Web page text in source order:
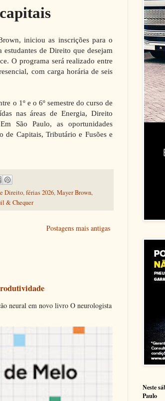
iniciou as inscrições para o
de Direito que desejam
O programa será realizado entre
com carga horária de seis
o 1º e o 6º semestre do curso de
nas áreas de Energia, Direito
São Paulo, as oportunidades
de Capitais, Tributário e Fusões e
Direito,férias 2026,Mayer Brown,
& Chequer
Postagens mais antigas
neural em novo livro O neurologista
Neste
Paulo